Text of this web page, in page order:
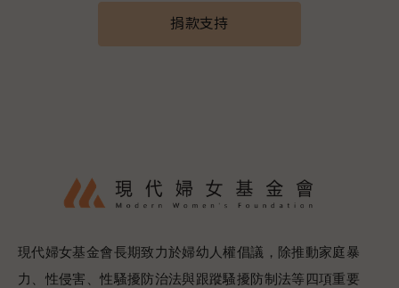
捐款支持
現代婦女基金會長期致力於婦幼人權倡議，除推動家庭暴
力、性侵害、性騷擾防治法與跟蹤騷擾防制法等四項重要